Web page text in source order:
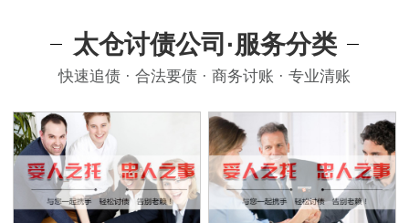
太仓讨债公司·服务分类
快速追债 · 合法要债 · 商务讨账 · 专业清账